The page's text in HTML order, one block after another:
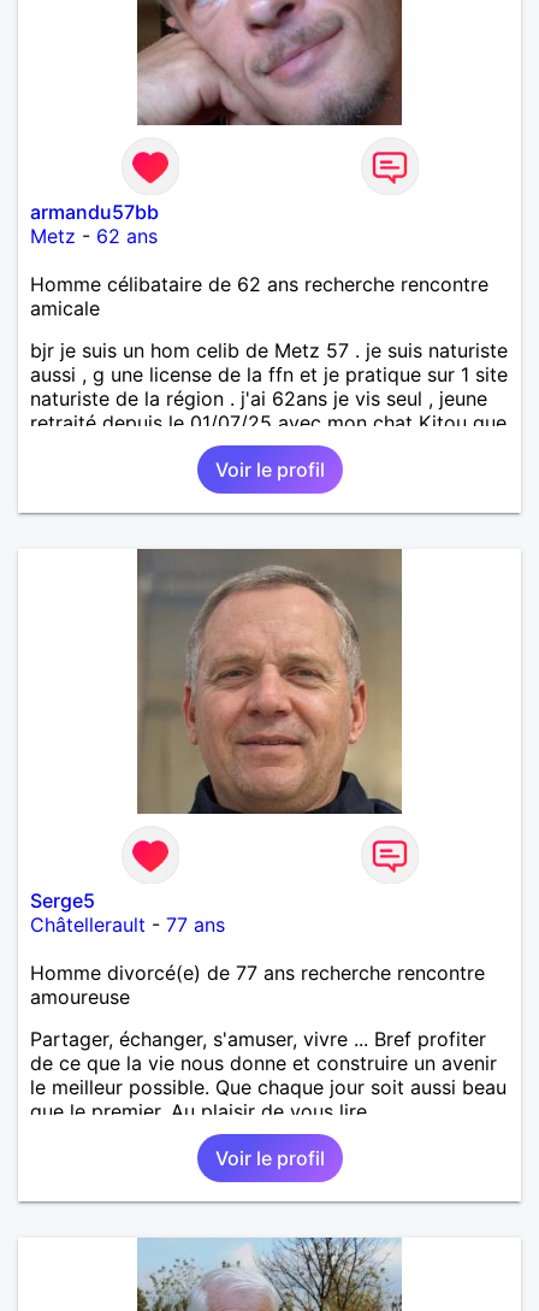
armandu57bb
Metz - 62 ans
Homme célibataire de 62 ans recherche rencontre
amicale
bjr je suis un hom celib de Metz 57 . je suis naturiste
aussi , g une license de la ffn et je pratique sur 1 site
naturiste de la région . j'ai 62ans je vis seul , jeune
retraité depuis le 01/07/25 avec mon chat Kitou que
j'ai adopté en 04/2023 , je recherche une femme
pour amitié et compagnie , partager des moments
de détente , de loisirs et d'intimités dans le respect
mutuel sur ma région du 57/54.
Voir le profil
Serge5
Châtellerault - 77 ans
Homme divorcé(e) de 77 ans recherche rencontre
amoureuse
Partager, échanger, s'amuser, vivre ... Bref profiter
de ce que la vie nous donne et construire un avenir
le meilleur possible. Que chaque jour soit aussi beau
que le premier. Au plaisir de vous lire,
Voir le profil